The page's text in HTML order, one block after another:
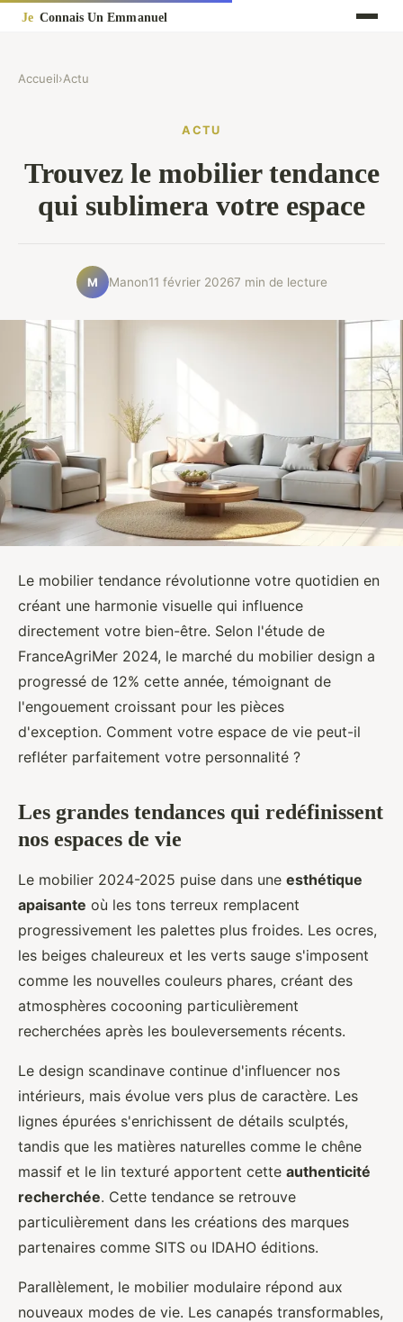
Accueil›Actu
ACTU
Trouvez le mobilier tendance
qui sublimera votre espace
M Manon11 février 20267 min de lecture
Le mobilier tendance révolutionne votre quotidien en
créant une harmonie visuelle qui influence
directement votre bien-être. Selon l'étude de
FranceAgriMer 2024, le marché du mobilier design a
progressé de 12% cette année, témoignant de
l'engouement croissant pour les pièces
d'exception. Comment votre espace de vie peut-il
refléter parfaitement votre personnalité ?
Les grandes tendances qui redéfinissent
nos espaces de vie
Le mobilier 2024-2025 puise dans une esthétique
apaisante où les tons terreux remplacent
progressivement les palettes plus froides. Les ocres,
les beiges chaleureux et les verts sauge s'imposent
comme les nouvelles couleurs phares, créant des
atmosphères cocooning particulièrement
recherchées après les bouleversements récents.
Le design scandinave continue d'influencer nos
intérieurs, mais évolue vers plus de caractère. Les
lignes épurées s'enrichissent de détails sculptés,
tandis que les matières naturelles comme le chêne
massif et le lin texturé apportent cette authenticité
recherchée. Cette tendance se retrouve
particulièrement dans les créations des marques
partenaires comme SITS ou IDAHO éditions.
Parallèlement, le mobilier modulaire répond aux
nouveaux modes de vie. Les canapés transformables,